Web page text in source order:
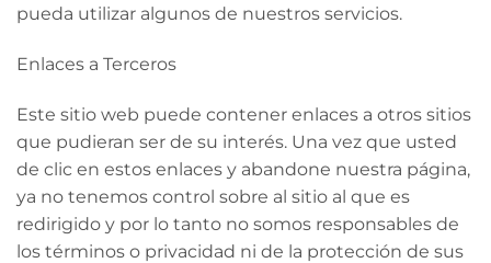
pueda utilizar algunos de nuestros servicios.
Enlaces a Terceros
Este sitio web puede contener enlaces a otros sitios
que pudieran ser de su interés. Una vez que usted
de clic en estos enlaces y abandone nuestra página,
ya no tenemos control sobre al sitio al que es
redirigido y por lo tanto no somos responsables de
los términos o privacidad ni de la protección de sus